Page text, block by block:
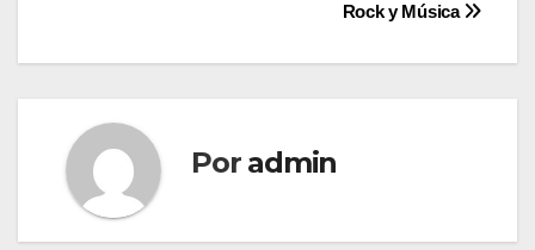
Rock y Música
Por admin